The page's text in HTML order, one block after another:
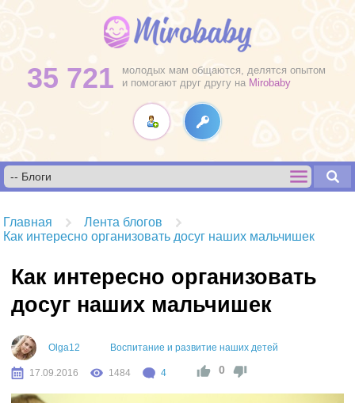
35 721
молодых мам общаются, делятся опытом
и помогают друг другу на Mirobaby
Главная
Лента блогов
Как интересно организовать досуг наших мальчишек
Как интересно организовать
досуг наших мальчишек
Olga12 Воспитание и развитие наших детей
17.09.2016 1484 4 0